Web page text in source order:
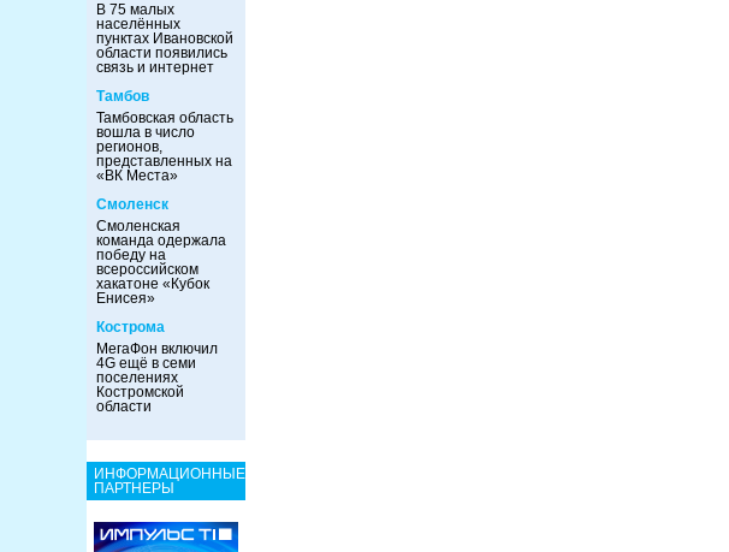
В 75 малых
населённых
пунктах Ивановской
области появились
связь и интернет
Тамбов
Тамбовская область
вошла в число
регионов,
представленных на
«ВК Места»
Смоленск
Смоленская
команда одержала
победу на
всероссийском
хакатоне «Кубок
Енисея»
Кострома
МегаФон включил
4G ещё в семи
поселениях
Костромской
области
ИНФОРМАЦИОННЫЕ
ПАРТНЕРЫ